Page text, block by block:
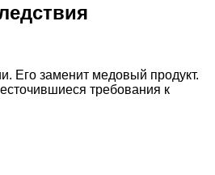
Его заменит медовый продукт.
требования к